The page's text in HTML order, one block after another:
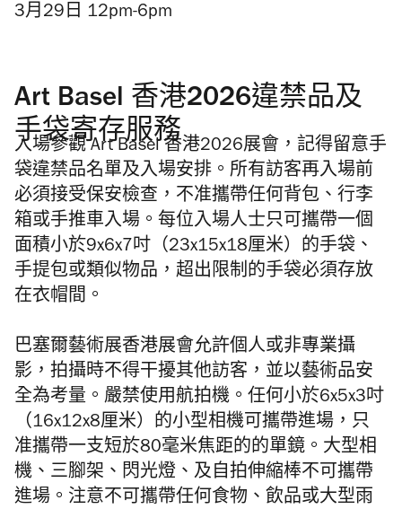
3月29日 12pm-6pm
Art Basel 香港2026違禁品及
手袋寄存服務
入場參觀 Art Basel 香港2026展會，記得留意手
袋違禁品名單及入場安排。所有訪客再入場前
必須接受保安檢查， 不准攜帶任何背包、行李
箱或手推車入場。每位入場人士只可攜帶一個
面積小於9x6x7吋（23x15x18厘米）的手袋、
手提包或類似物品，超出限制的手袋必須存放
在衣帽間。
巴塞爾藝術展香港展會允許個人或非專業攝
影，拍攝時不得干擾其他訪客，並以藝術品安
全為考量。嚴禁使用航拍機。任何小於6x5x3吋
（16x12x8厘米）的小型相機可攜帶進場，只
准攜帶一支短於80毫米焦距的的單鏡。大型相
機、三腳架、閃光燈、及自拍伸縮棒不可攜帶
進場。注意不可攜帶任何食物、飲品或大型雨